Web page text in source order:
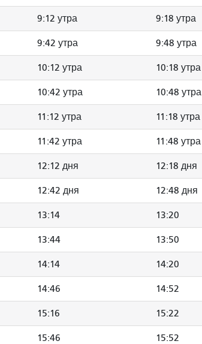
9:12 утра 9:18 утра
9:42 утра 9:48 утра
10:12 утра 10:18 утра
10:42 утра 10:48 утра
11:12 утра 11:18 утра
11:42 утра 11:48 утра
12:12 дня 12:18 дня
12:42 дня 12:48 дня
13:14 13:20
13:44 13:50
14:14 14:20
14:46 14:52
15:16 15:22
15:46 15:52